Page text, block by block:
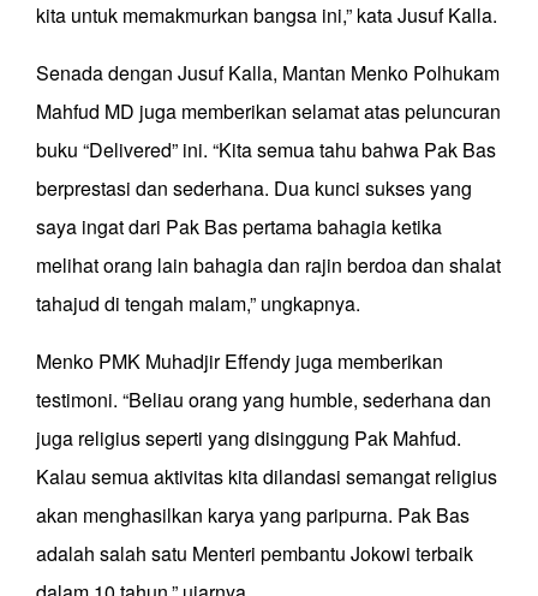
kita untuk memakmurkan bangsa ini,” kata Jusuf Kalla.
Senada dengan Jusuf Kalla, Mantan Menko Polhukam
Mahfud MD juga memberikan selamat atas peluncuran
buku “Delivered” ini. “Kita semua tahu bahwa Pak Bas
berprestasi dan sederhana. Dua kunci sukses yang
saya ingat dari Pak Bas pertama bahagia ketika
melihat orang lain bahagia dan rajin berdoa dan shalat
tahajud di tengah malam,” ungkapnya.
Menko PMK Muhadjir Effendy juga memberikan
testimoni. “Beliau orang yang humble, sederhana dan
juga religius seperti yang disinggung Pak Mahfud.
Kalau semua aktivitas kita dilandasi semangat religius
akan menghasilkan karya yang paripurna. Pak Bas
adalah salah satu Menteri pembantu Jokowi terbaik